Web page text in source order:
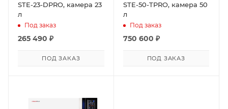
STE-23-DPRO, камера 23
л
Под заказ
265 490 ₽
ПОД ЗАКАЗ
STE-50-TPRO, камера 50
л
Под заказ
750 600 ₽
ПОД ЗАКАЗ